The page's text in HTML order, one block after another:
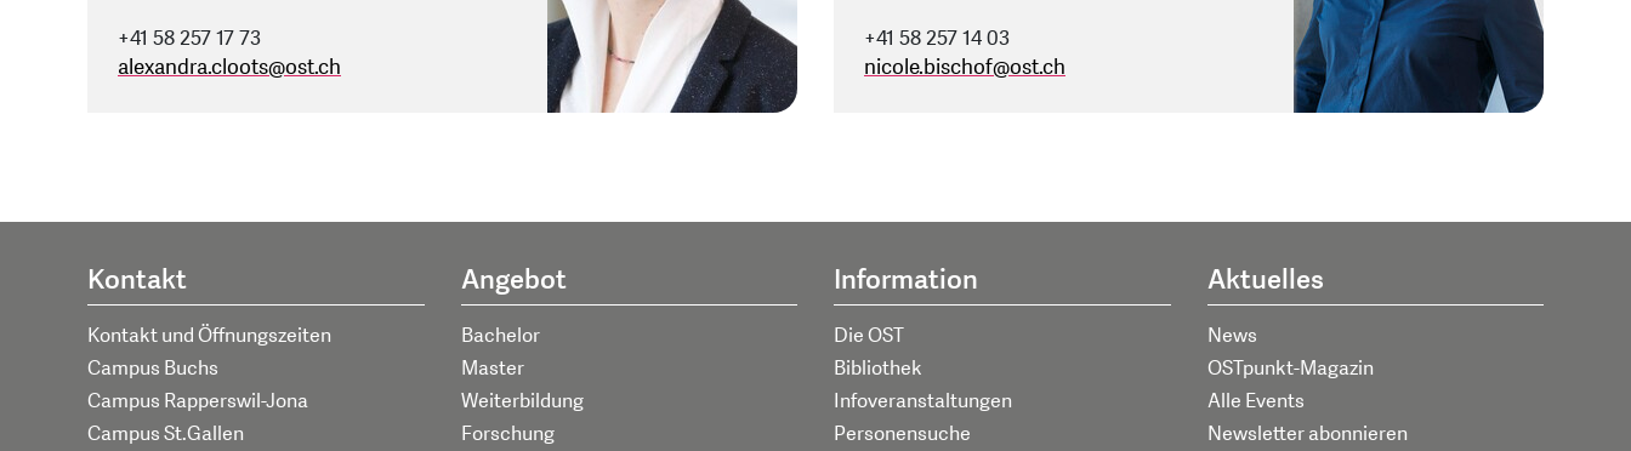
+41 58 257 17 73
alexandra.cloots@ost.ch
+41 58 257 14 03
nicole.bischof@ost.ch
Kontakt
Kontakt und Öffnungszeiten
Campus Buchs
Campus Rapperswil-Jona
Campus St.Gallen
Angebot
Bachelor
Master
Weiterbildung
Forschung
Information
Die OST
Bibliothek
Infoveranstaltungen
Personensuche
Aktuelles
News
OSTpunkt-Magazin
Alle Events
Newsletter abonnieren